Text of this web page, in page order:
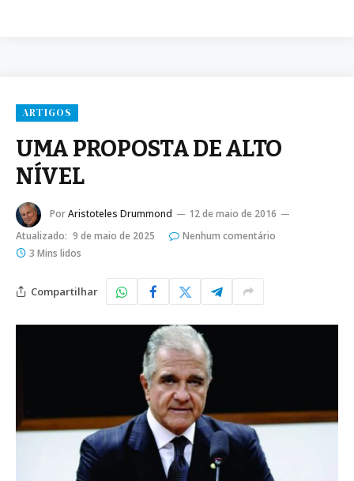
ARTIGOS
UMA PROPOSTA DE ALTO
NÍVEL
PorAristoteles Drummond
12 de maio de 2016
Atualizado: 9 de maio de 2025
Nenhum comentário
3 Mins lidos
Compartilhar